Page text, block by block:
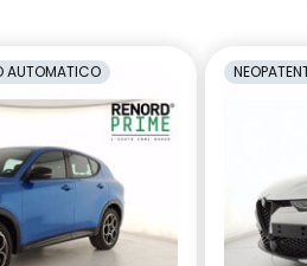
AUTOMATICO